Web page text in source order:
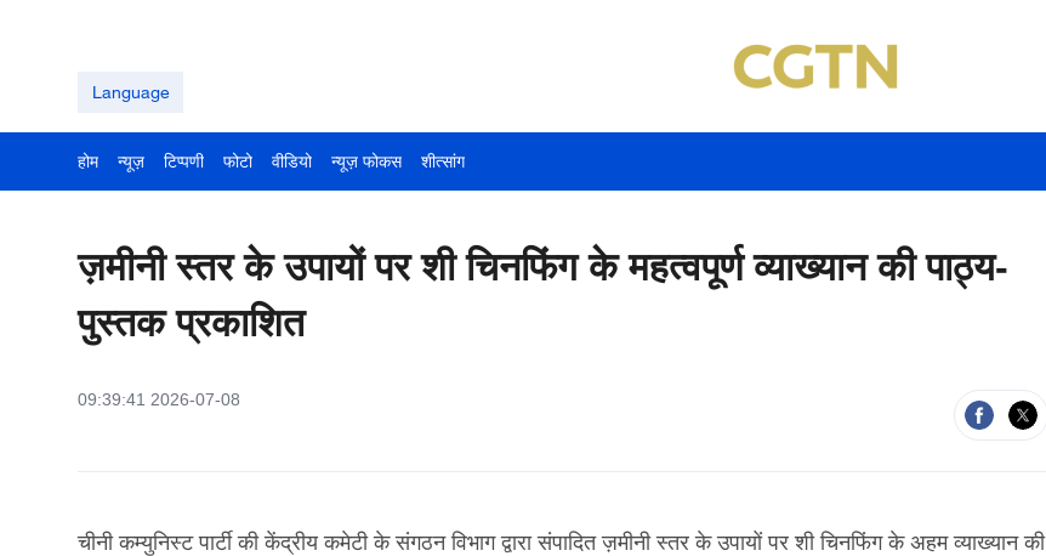
Language
होम न्यूज़ टिप्पणी फोटो वीडियो न्यूज़ फोकस शीत्सांग
ज़मीनी स्तर के उपायों पर शी चिनफिंग के महत्वपूर्ण व्याख्यान की पाठ्य-
पुस्तक प्रकाशित
09:39:41 2026-07-08
चीनी कम्युनिस्ट पार्टी की केंद्रीय कमेटी के संगठन विभाग द्वारा संपादित ज़मीनी स्तर के उपायों पर शी चिनफिंग के अहम व्याख्यान की